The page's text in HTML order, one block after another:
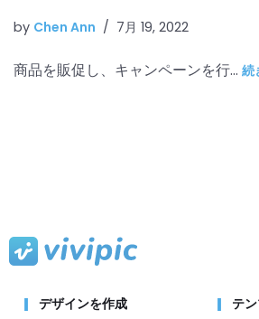
by Chen Ann 7月 19, 2022
商品を販促し、キャンペーンを行… 続
デザインを作成 テ